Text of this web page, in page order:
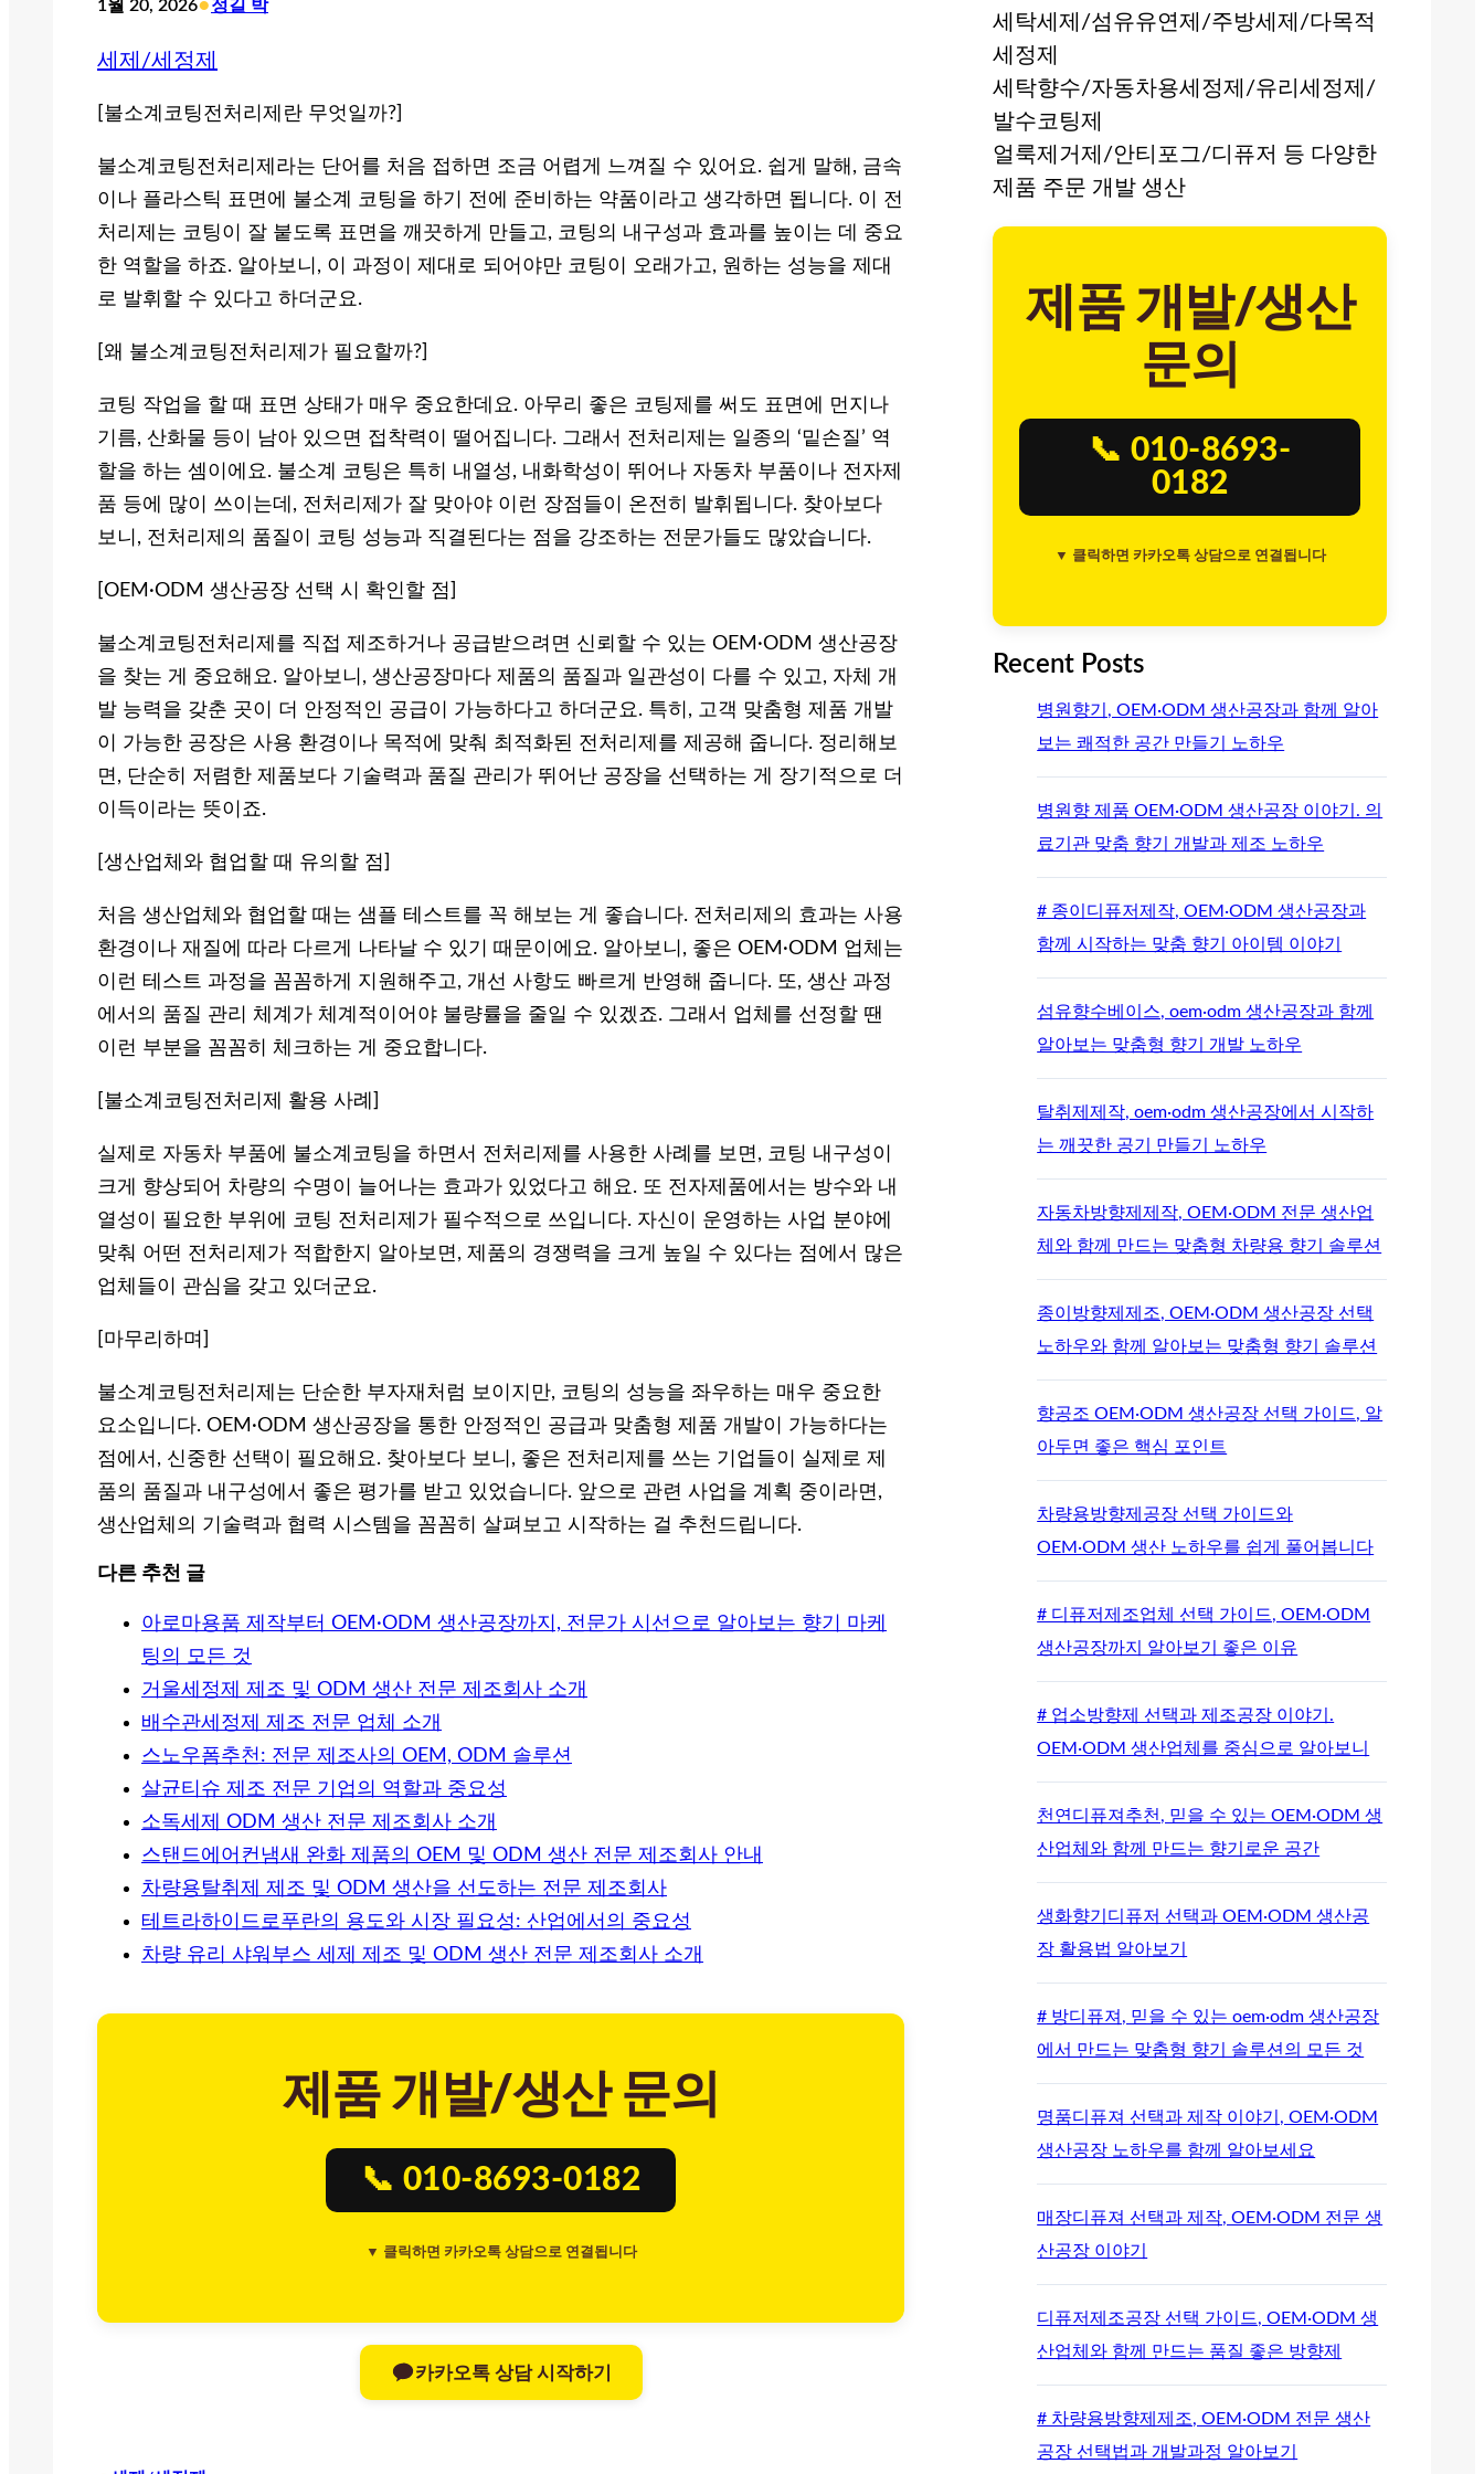
1월 20, 2026•정길 박
세제/세정제
[불소계코팅전처리제란 무엇일까?]
불소계코팅전처리제라는 단어를 처음 접하면 조금 어렵게 느껴질 수 있어요. 쉽게 말해, 금속
이나 플라스틱 표면에 불소계 코팅을 하기 전에 준비하는 약품이라고 생각하면 됩니다. 이 전
처리제는 코팅이 잘 붙도록 표면을 깨끗하게 만들고, 코팅의 내구성과 효과를 높이는 데 중요
한 역할을 하죠. 알아보니, 이 과정이 제대로 되어야만 코팅이 오래가고, 원하는 성능을 제대
로 발휘할 수 있다고 하더군요.
[왜 불소계코팅전처리제가 필요할까?]
코팅 작업을 할 때 표면 상태가 매우 중요한데요. 아무리 좋은 코팅제를 써도 표면에 먼지나
기름, 산화물 등이 남아 있으면 접착력이 떨어집니다. 그래서 전처리제는 일종의 ‘밑손질’ 역
할을 하는 셈이에요. 불소계 코팅은 특히 내열성, 내화학성이 뛰어나 자동차 부품이나 전자제
품 등에 많이 쓰이는데, 전처리제가 잘 맞아야 이런 장점들이 온전히 발휘됩니다. 찾아보다
보니, 전처리제의 품질이 코팅 성능과 직결된다는 점을 강조하는 전문가들도 많았습니다.
[OEM·ODM 생산공장 선택 시 확인할 점]
불소계코팅전처리제를 직접 제조하거나 공급받으려면 신뢰할 수 있는 OEM·ODM 생산공장
을 찾는 게 중요해요. 알아보니, 생산공장마다 제품의 품질과 일관성이 다를 수 있고, 자체 개
발 능력을 갖춘 곳이 더 안정적인 공급이 가능하다고 하더군요. 특히, 고객 맞춤형 제품 개발
이 가능한 공장은 사용 환경이나 목적에 맞춰 최적화된 전처리제를 제공해 줍니다. 정리해보
면, 단순히 저렴한 제품보다 기술력과 품질 관리가 뛰어난 공장을 선택하는 게 장기적으로 더
이득이라는 뜻이죠.
[생산업체와 협업할 때 유의할 점]
처음 생산업체와 협업할 때는 샘플 테스트를 꼭 해보는 게 좋습니다. 전처리제의 효과는 사용
환경이나 재질에 따라 다르게 나타날 수 있기 때문이에요. 알아보니, 좋은 OEM·ODM 업체는
이런 테스트 과정을 꼼꼼하게 지원해주고, 개선 사항도 빠르게 반영해 줍니다. 또, 생산 과정
에서의 품질 관리 체계가 체계적이어야 불량률을 줄일 수 있겠죠. 그래서 업체를 선정할 땐
이런 부분을 꼼꼼히 체크하는 게 중요합니다.
[불소계코팅전처리제 활용 사례]
실제로 자동차 부품에 불소계코팅을 하면서 전처리제를 사용한 사례를 보면, 코팅 내구성이
크게 향상되어 차량의 수명이 늘어나는 효과가 있었다고 해요. 또 전자제품에서는 방수와 내
열성이 필요한 부위에 코팅 전처리제가 필수적으로 쓰입니다. 자신이 운영하는 사업 분야에
맞춰 어떤 전처리제가 적합한지 알아보면, 제품의 경쟁력을 크게 높일 수 있다는 점에서 많은
업체들이 관심을 갖고 있더군요.
[마무리하며]
불소계코팅전처리제는 단순한 부자재처럼 보이지만, 코팅의 성능을 좌우하는 매우 중요한
요소입니다. OEM·ODM 생산공장을 통한 안정적인 공급과 맞춤형 제품 개발이 가능하다는
점에서, 신중한 선택이 필요해요. 찾아보다 보니, 좋은 전처리제를 쓰는 기업들이 실제로 제
품의 품질과 내구성에서 좋은 평가를 받고 있었습니다. 앞으로 관련 사업을 계획 중이라면,
생산업체의 기술력과 협력 시스템을 꼼꼼히 살펴보고 시작하는 걸 추천드립니다.
다른 추천 글
아로마용품 제작부터 OEM·ODM 생산공장까지, 전문가 시선으로 알아보는 향기 마케
팅의 모든 것
거울세정제 제조 및 ODM 생산 전문 제조회사 소개
배수관세정제 제조 전문 업체 소개
스노우폼추천: 전문 제조사의 OEM, ODM 솔루션
살균티슈 제조 전문 기업의 역할과 중요성
소독세제 ODM 생산 전문 제조회사 소개
스탠드에어컨냄새 완화 제품의 OEM 및 ODM 생산 전문 제조회사 안내
차량용탈취제 제조 및 ODM 생산을 선도하는 전문 제조회사
테트라하이드로푸란의 용도와 시장 필요성: 산업에서의 중요성
차량 유리 샤워부스 세제 제조 및 ODM 생산 전문 제조회사 소개
제품 개발/생산 문의
📞 010-8693-0182
▼ 클릭하면 카카오톡 상담으로 연결됩니다
카카오톡 상담 시작하기
세탁세제/섬유유연제/주방세제/다목적
세정제
세탁향수/자동차용세정제/유리세정제/
발수코팅제
얼룩제거제/안티포그/디퓨저 등 다양한
제품 주문 개발 생산
제품 개발/생산
문의
📞 010-8693-
0182
▼ 클릭하면 카카오톡 상담으로 연결됩니다
Recent Posts
병원향기, OEM·ODM 생산공장과 함께 알아
보는 쾌적한 공간 만들기 노하우
병원향 제품 OEM·ODM 생산공장 이야기. 의
료기관 맞춤 향기 개발과 제조 노하우
# 종이디퓨저제작, OEM·ODM 생산공장과
함께 시작하는 맞춤 향기 아이템 이야기
섬유향수베이스, oem·odm 생산공장과 함께
알아보는 맞춤형 향기 개발 노하우
탈취제제작, oem·odm 생산공장에서 시작하
는 깨끗한 공기 만들기 노하우
자동차방향제제작, OEM·ODM 전문 생산업
체와 함께 만드는 맞춤형 차량용 향기 솔루션
종이방향제제조, OEM·ODM 생산공장 선택
노하우와 함께 알아보는 맞춤형 향기 솔루션
향공조 OEM·ODM 생산공장 선택 가이드, 알
아두면 좋은 핵심 포인트
차량용방향제공장 선택 가이드와
OEM·ODM 생산 노하우를 쉽게 풀어봅니다
# 디퓨저제조업체 선택 가이드, OEM·ODM
생산공장까지 알아보기 좋은 이유
# 업소방향제 선택과 제조공장 이야기.
OEM·ODM 생산업체를 중심으로 알아보니
천연디퓨져추천, 믿을 수 있는 OEM·ODM 생
산업체와 함께 만드는 향기로운 공간
생화향기디퓨저 선택과 OEM·ODM 생산공
장 활용법 알아보기
# 방디퓨져, 믿을 수 있는 oem·odm 생산공장
에서 만드는 맞춤형 향기 솔루션의 모든 것
명품디퓨져 선택과 제작 이야기, OEM·ODM
생산공장 노하우를 함께 알아보세요
매장디퓨져 선택과 제작, OEM·ODM 전문 생
산공장 이야기
디퓨저제조공장 선택 가이드, OEM·ODM 생
산업체와 함께 만드는 품질 좋은 방향제
# 차량용방향제제조, OEM·ODM 전문 생산
공장 선택법과 개발과정 알아보기